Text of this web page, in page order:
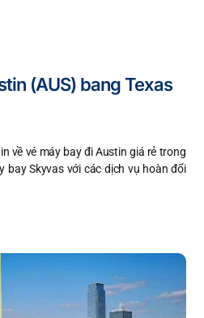
(AUS) bang Texas
về vé máy bay đi Austin giá rẻ trong
bay Skyvas với các dịch vụ hoàn đổi